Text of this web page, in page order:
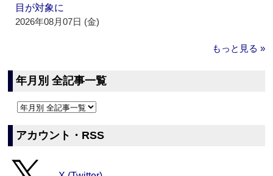
目が対象に
2026年08月07日 (金)
もっと見る »
年月別 全記事一覧
アカウント・RSS